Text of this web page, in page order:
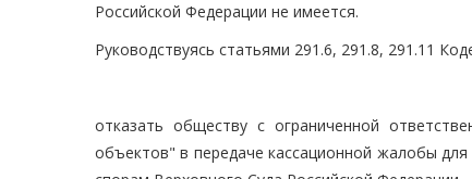
Российской Федерации не имеется.
Руководствуясь статьями 291.6, 291.8, 291.11
отказать обществу с ограниченной
объектов" в передаче кассационной жалобы